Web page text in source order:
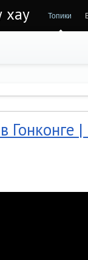
хау Топики
Гонконге